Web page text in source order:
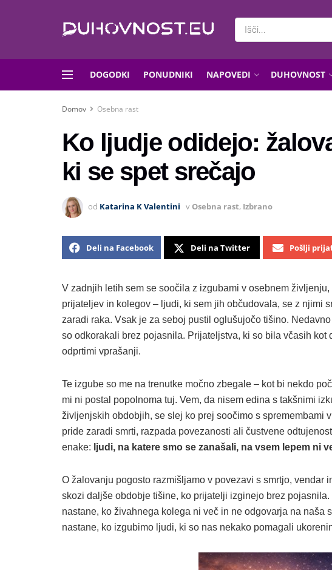
DOGODKI PONUDNIKI NAPOVEDI DUHOVNOST
Domov Osebna rast
Ko ljudje odidejo:
ki se spet srečajo
od Katarina K Valentini v Osebna rast, Izbrano
Deli na Facebook Deli na Twitter Pošlji
V zadnjih letih sem se soočila z izgubami v osebnem
prijateljev in kolegov – ljudi, ki sem jih občudovala, se z njimi
zaradi raka. Vsak je za seboj pustil oglušujočo tišino.
so odkorakali brez pojasnila. Prijateljstva, ki so bila včasih kot
odprtimi vprašanji.
Te izgube so me na trenutke močno zbegale – kot bi nekdo
mi ni postal popolnoma tuj. Vem, da nisem edina s takšnimi
življenjskih obdobjih, se slej ko prej soočimo s spremembami
pride zaradi smrti, razpada povezanosti ali čustvene
enake: ljudi, na katere smo se zanašali, na vsem lepem ni
O žalovanju pogosto razmišljamo v povezavi s smrtjo, vendar
skozi daljše obdobje tišine, ko prijatelji izginejo brez
nastane, ko živahnega kolega ni več in ne odgovarja na naša
nastane, ko izgubimo ljudi, ki so nas nekako pomagali